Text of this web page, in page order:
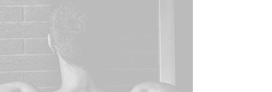
meldet euch bitte bei uns per
rednitzhembach.de